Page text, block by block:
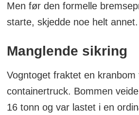
Men før den formelle
starte, skjedde noe helt annet.
Manglende sikring
Vogntoget fraktet en kranbom
containertruck. Bommen
16 tonn og var lastet i en